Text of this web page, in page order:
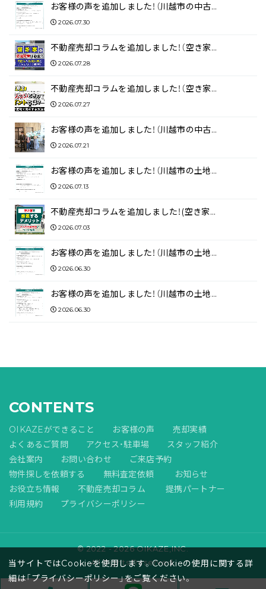
お客様の声を追加しました！（川越市の中古…
2026.07.30
不動産売却コラムを追加しました！（空き家…
2026.07.28
不動産売却コラムを追加しました！（空き家…
2026.07.27
お客様の声を追加しました！（川越市の中古…
2026.07.21
お客様の声を追加しました！（川越市の土地…
2026.07.13
不動産売却コラムを追加しました！(空き家…
2026.07.03
お客様の声を追加しました！（川越市の土地…
2026.06.30
お客様の声を追加しました！（川越市の土地…
2026.06.30
CONTENTS
OIKAZEができること お客様の声
売却実績
よくあるご質問
アクセス・駐車場
スタッフ紹介
会社案内
お問い合わせ
ご来店予約
物件探しを依頼する
無料査定依頼
お知らせ
お役立ち情報
不動産売却コラム
提携パートナー
利用規約
プライバシーポリシー
© 2022 - 2026 OIKAZE,INC.
All Rights Reserved.
当サイトではCookieを使用します。Cookieの使用に関する詳
細は「プライバシーポリシー」をご覧ください。